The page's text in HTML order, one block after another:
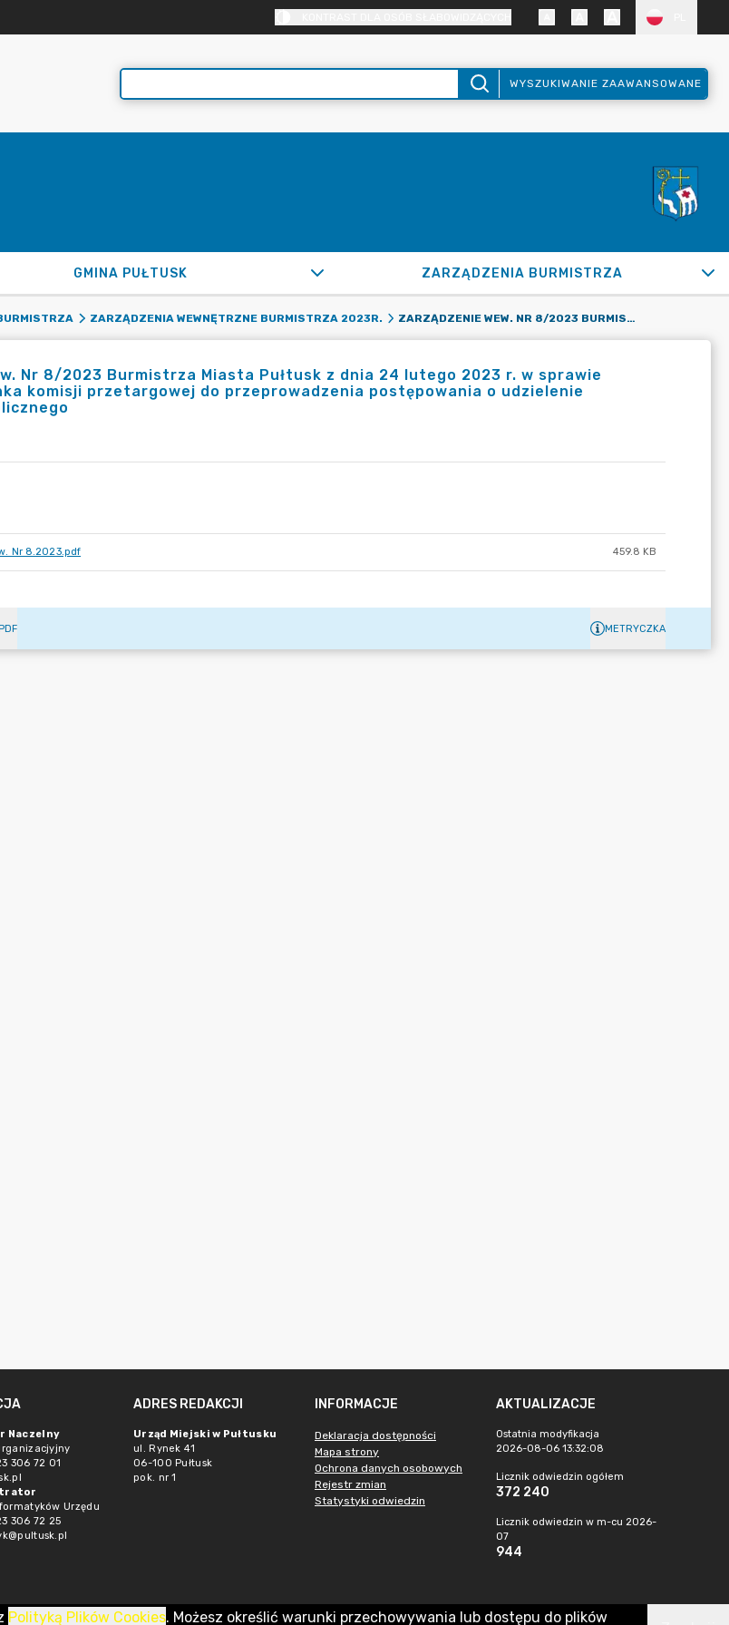
WYSZUKIWANIE ZAAWANSOWANE
GMINA PUŁTUSK ZARZĄDZENIA BURMISTRZA
ZARZĄDZENIA WEWNĘTRZNE BURMISTRZA 2023R. ZARZĄDZENIE WEW. NR 8/2023 BURMISTRZA MIASTA PUŁTUSK Z DNIA 24 LUTEGO 2023 R. W SPRAWIE POWOŁANIA CZŁONKA KOMISJI PRZETARGOWEJ DO PRZEPROWADZENIA POSTĘPOWANIA O UDZIELENIE ZAMÓWIENIA PUBLICZNEGO
Nr 8/2023 Burmistrza Miasta Pułtusk z dnia 24 lutego 2023 r. w sprawie
komisji przetargowej do przeprowadzenia postępowania o udzielenie
Nr 8.2023.pdf 459.8 KB
METRYCZKA
Naczelny
306 72 01
Urzędu
306 72 25
ADRES REDAKCJI
Urząd Miejski w Pułtusku
ul. Rynek 41
06-100 Pułtusk
pok. nr 1
INFORMACJE
Deklaracja dostępności
Mapa strony
Ochrona danych osobowych
Rejestr zmian
Statystyki odwiedzin
AKTUALIZACJE
Ostatnia modyfikacja
2026-08-06 13:32:08
Licznik odwiedzin ogółem
372 240
Licznik odwiedzin w m-cu 2026-
07
944
Polityką Plików Cookies. Możesz określić warunki przechowywania lub dostępu do plików